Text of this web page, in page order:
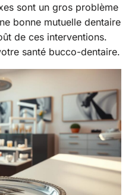
sont un gros problème
bonne mutuelle dentaire
de ces interventions.
santé bucco-dentaire.